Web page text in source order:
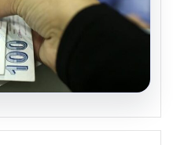
Ödemeleri